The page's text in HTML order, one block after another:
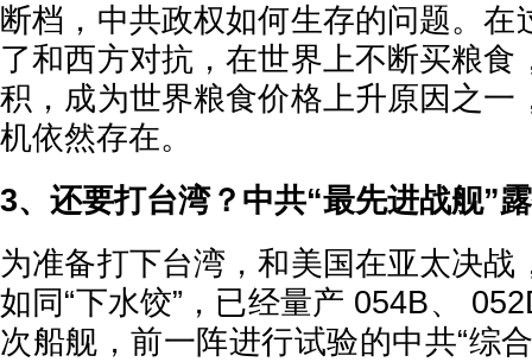
断档，中共政权如何生存的问题。在
了和西方对抗，在世界上不断买粮食
积，成为世界粮食价格上升原因之一
机依然存在。
3、还要打台湾？中共“最先进战舰”
为准备打下台湾，和美国在亚太决战
如同“下水饺”，已经量产 054B、
次船舰，前一阵进行试验的中共“综